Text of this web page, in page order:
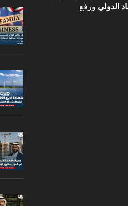
الدولي ورفع